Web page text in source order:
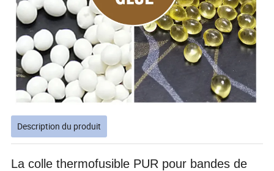
Description du produit
La colle thermofusible PUR pour bandes de